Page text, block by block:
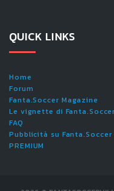
QUICK LINKS
Home
Forum
Fanta.Soccer Magazine
Le vignette di Fanta.Soccer
FAQ
Pubblicità su Fanta.Soccer
PREMIUM